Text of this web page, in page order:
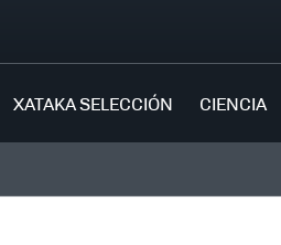
XATAKA SELECCIÓN CIENCIA